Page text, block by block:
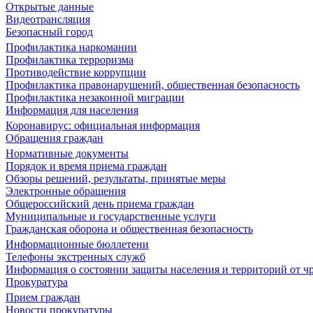
Открытые данные
Видеотрансляция
Безопасный город
Профилактика наркомании
Профилактика терроризма
Противодействие коррупции
Профилактика правонарушений, общественная безопасность
Профилактика незаконной миграции
Информация для населения
Коронавирус: официальная информация
Обращения граждан
Нормативные документы
Порядок и время приема граждан
Обзоры решений, результаты, принятые меры
Электронные обращения
Общероссийский день приема граждан
Муниципальные и государственные услуги
Гражданская оборона и общественная безопасность
Информационные бюллетени
Телефоны экстренных служб
Информация о состоянии защиты населения и территорий от
Прокуратура
Прием граждан
Новости прокуратуры